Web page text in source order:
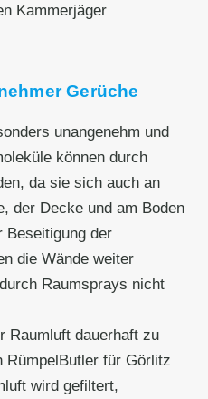
Kammerjäger
Gerüche
unangenehm und
können durch
da sie sich auch an
der Decke und am Boden
Beseitigung der
die Wände weiter
Raumsprays nicht
Raumluft dauerhaft zu
RümpelButler für Görlitz
wird gefiltert,